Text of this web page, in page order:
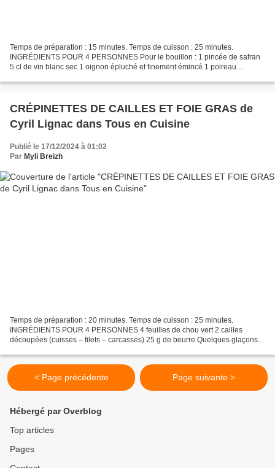
Temps de préparation : 15 minutes. Temps de cuisson : 25 minutes.
INGRÉDIENTS POUR 4 PERSONNES Pour le bouillon : 1 pincée de safran
5 cl de vin blanc sec 1 oignon épluché et finement émincé 1 poireau
CRÉPINETTES DE CAILLES ET FOIE GRAS de
Cyril Lignac dans Tous en Cuisine
Publié le 17/12/2024 à 01:02
Par Myli Breizh
Temps de préparation : 20 minutes. Temps de cuisson : 25 minutes.
INGRÉDIENTS POUR 4 PERSONNES 4 feuilles de chou vert 2 cailles
découpées (cuisses – filets – carcasses) 25 g de beurre Quelques glaçons
< Page précédente Page suivante >
Hébergé par Overblog
Top articles
Pages